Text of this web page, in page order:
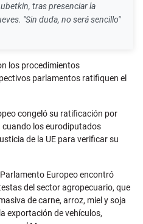
tras presenciar la
"Sin duda, no será sencillo"
los procedimientos
parlamentos ratifiquen el
congeló su ratificación por
cuando los eurodiputados
de la UE para verificar su
Europeo encontró
del sector agropecuario, que
de carne, arroz, miel y soja
exportación de vehículos,